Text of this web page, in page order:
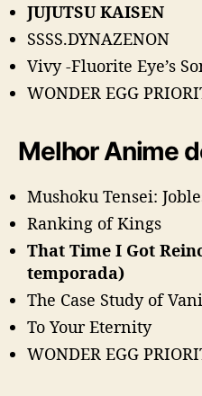
JUJUTSU KAISEN
SSSS.DYNAZENON
Vivy -Fluorite Eye’s
WONDER EGG
Melhor Anime
Mushoku Tensei:
Ranking of Kings
That Time I Got
temporada)
The Case Study of
To Your Eternity
WONDER EGG